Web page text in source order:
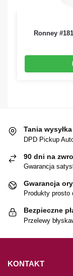
Ronney
Tania wysyłka
DPD Pickup
90 dni na
Gwarancja
Gwarancja
Produkty prosto
Bezpieczne
Przelewy
KONTAKT